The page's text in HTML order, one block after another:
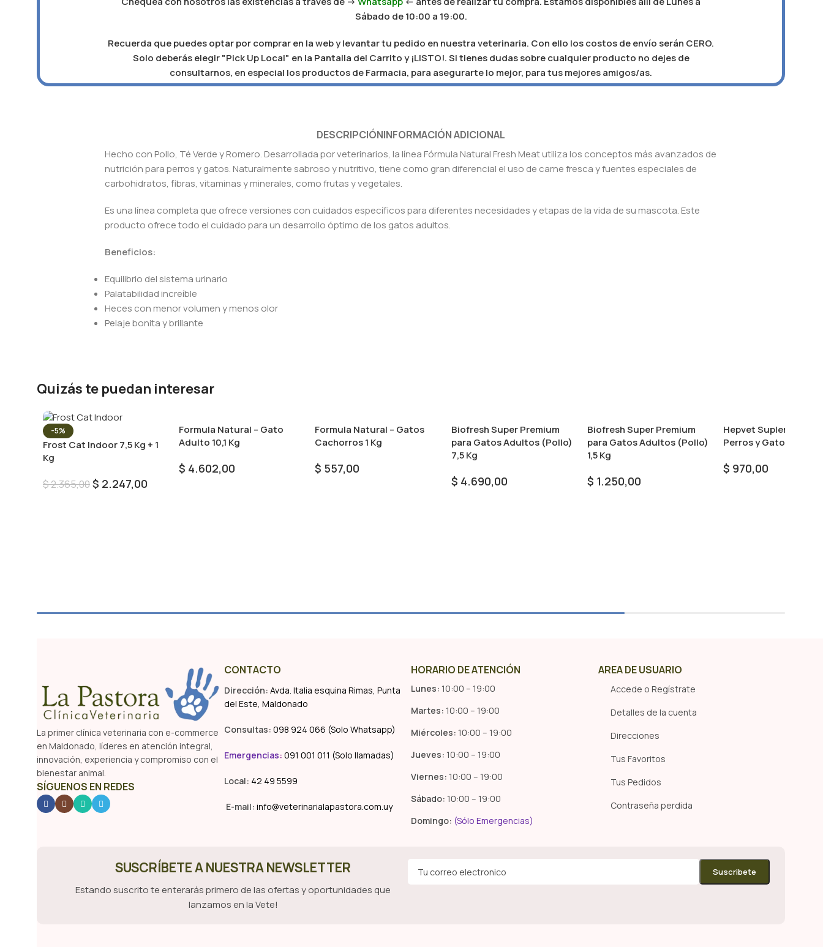
Sábado de 10:00 a 19:00.
Recuerda que puedes optar por comprar en la web y levantar tu pedido en nuestra veterinaria. Con ello los costos de envío serán CERO.
Solo deberás elegir "Pick Up Local" en la Pantalla del Carrito y ¡LISTO!. Si tienes dudas sobre cualquier producto no dejes de
consultarnos, en especial los productos de Farmacia, para asegurarte lo mejor, para tus mejores amigos/as.
DESCRIPCIÓNINFORMACIÓN ADICIONAL
Hecho con Pollo, Té Verde y Romero. Desarrollada por veterinarios, la línea Fórmula Natural Fresh Meat utiliza los conceptos más avanzados de
nutrición para perros y gatos. Naturalmente sabroso y nutritivo, tiene como gran diferencial el uso de carne fresca y fuentes especiales de
carbohidratos, fibras, vitaminas y minerales, como frutas y vegetales.
Es una línea completa que ofrece versiones con cuidados específicos para diferentes necesidades y etapas de la vida de su mascota. Este
producto ofrece todo el cuidado para un desarrollo óptimo de los gatos adultos.
Beneficios:
Equilibrio del sistema urinario
Palatabilidad increíble
Heces con menor volumen y menos olor
Pelaje bonita y brillante
Quizás te puedan interesar
-5%
Frost Cat Indoor 7,5 Kg + 1
Kg
$2.365,00$ 2.247,00
Formula Natural – Gato
Adulto 10,1 Kg
$ 4.602,00
Formula Natural – Gatos
Cachorros 1 Kg
$ 557,00
Biofresh Super Premium
para Gatos Adultos (Pollo)
7,5 Kg
$ 4.690,00
Biofresh Super Premium
para Gatos Adultos (Pollo)
1,5 Kg
$ 1.250,00
Hepvet Suplemento
Perros y Gatos
$ 970,00
La primer clínica veterinaria con e-commerce
en Maldonado, líderes en atención integral,
innovación, experiencia y compromiso con el
bienestar animal.
SÍGUENOS EN REDES
CONTACTO
Dirección: Avda. Italia esquina Rimas, Punta
del Este, Maldonado
Consultas: 098 924 066 (Solo Whatsapp)
Emergencias: 091 001 011 (Solo llamadas)
Local: 42 49 5599
E-mail: info@veterinarialapastora.com.uy
HORARIO DE ATENCIÓN
Lunes: 10:00 – 19:00
Martes: 10:00 – 19:00
Miércoles: 10:00 – 19:00
Jueves: 10:00 – 19:00
Viernes: 10:00 – 19:00
Sábado: 10:00 – 19:00
Domingo: (Sólo Emergencias)
AREA DE USUARIO
Accede o Regístrate
Detalles de la cuenta
Direcciones
Tus Favoritos
Tus Pedidos
Contraseña perdida
SUSCRÍBETE A NUESTRA NEWSLETTER
Estando suscrito te enterarás primero de las ofertas y oportunidades que
lanzamos en la Vete!